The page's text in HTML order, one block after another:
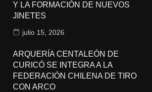
Y LA FORMACIÓN DE NUEVOS
JINETES
julio 15, 2026
ARQUERÍA CENTALEÓN DE
CURICÓ SE INTEGRA A LA
FEDERACIÓN CHILENA DE TIRO
CON ARCO